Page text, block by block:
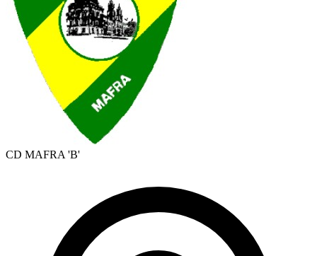
CD MAFRA 'B'